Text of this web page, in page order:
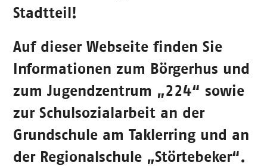
Stadtteil!
Auf dieser Webseite finden Sie
Informationen zum Börgerhus und
zum Jugendzentrum „224“ sowie
zur Schulsozialarbeit an der
Grundschule am Taklerring und an
der Regionalschule „Störtebeker“.